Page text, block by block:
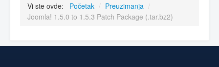
Vi ste ovde: Početak / Preuzimanja /
Joomla! 1.5.0 to 1.5.3 Patch Package (.tar.bz2)